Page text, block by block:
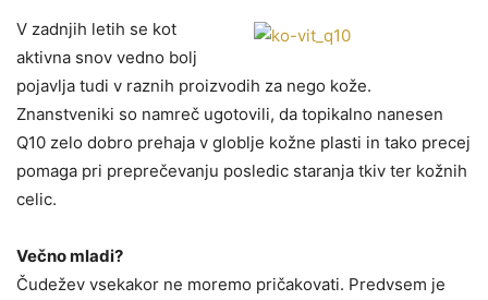
V zadnjih letih se kot
aktivna snov vedno bolj
pojavlja tudi v raznih proizvodih za nego kože.
Znanstveniki so namreč ugotovili, da topikalno nanesen
Q10 zelo dobro prehaja v globlje kožne plasti in tako precej
pomaga pri preprečevanju posledic staranja tkiv ter kožnih
celic.
Večno mladi?
Čudežev vsekakor ne moremo pričakovati. Predvsem je